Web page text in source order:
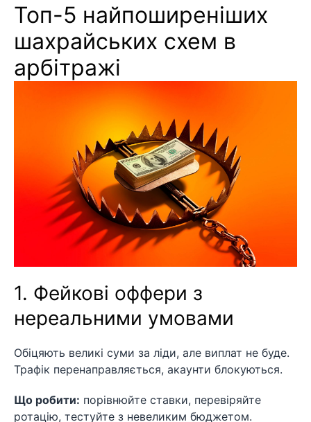
Топ-5 найпоширеніших
шахрайських схем в
арбітражі
1. Фейкові оффери з
нереальними умовами
Обіцяють великі суми за ліди, але виплат не буде.
Трафік перенаправляється, акаунти блокуються.
Що робити: порівнюйте ставки, перевіряйте
ротацію, тестуйте з невеликим бюджетом.